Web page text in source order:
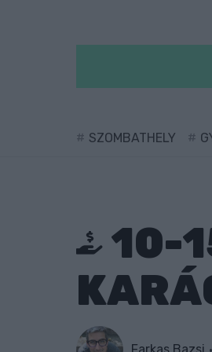
SZOMBATHELY
10-
Farkas Bazsi